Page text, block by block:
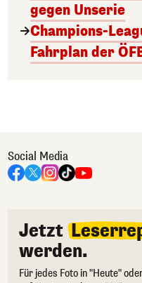
gegen Unserie
Champions-
Fahrplan der
Social Media
Jetzt
werden.
Für jedes Foto in "Heute"